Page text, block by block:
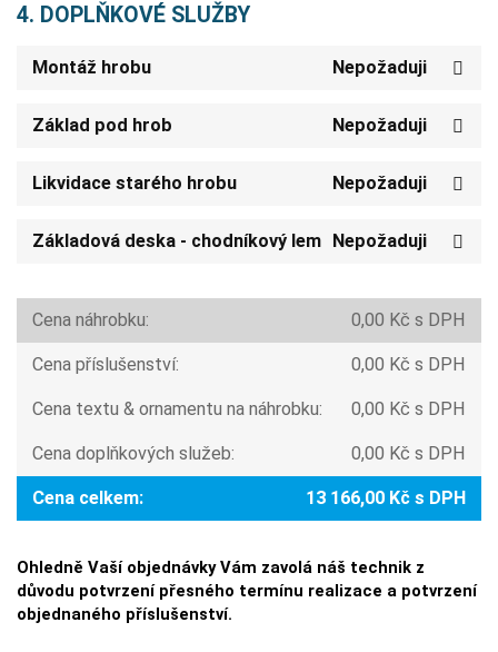
4. DOPLŇKOVÉ SLUŽBY
Montáž hrobu Nepožaduji
Základ pod hrob Nepožaduji
Likvidace starého hrobu Nepožaduji
Základová deska - chodníkový lem Nepožaduji
Cena náhrobku: 0,00 Kč s DPH
Cena příslušenství: 0,00 Kč s DPH
Cena textu & ornamentu na náhrobku: 0,00 Kč s DPH
Cena doplňkových služeb: 0,00 Kč s DPH
Cena celkem: 13 166,00 Kč s DPH
Ohledně Vaší objednávky Vám zavolá náš technik z
důvodu potvrzení přesného termínu realizace a potvrzení
objednaného příslušenství.